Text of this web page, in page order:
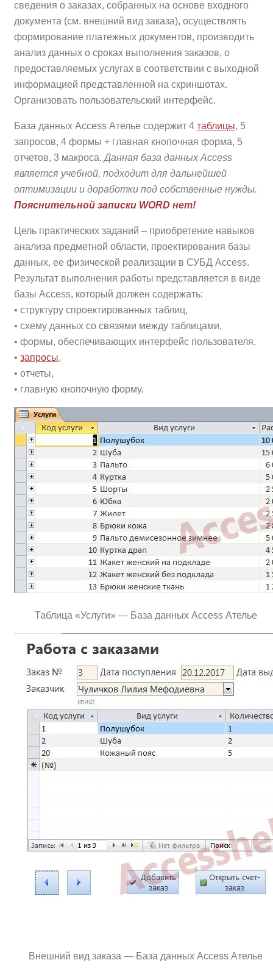
сведения о заказах, собранных на основе входного
документа (см. внешний вид заказа), осуществлять
формирование платежных документов, производить
анализ данных о сроках выполнения заказов, о
предоставляемых услугах в соответствии с выходной
информацией представленной на скриншотах.
Организовать пользовательский интерфейс.
База данных Access Ателье содержит 4 таблицы, 5
запросов, 4 формы + главная кнопочная форма, 5
отчетов, 3 макроса. Данная база данных Access
является учебной, подходит для дальнейшей
оптимизации и доработки под собственные нужды.
Пояснительной записки WORD нет!
Цель практических заданий – приобретение навыков
анализа предметной области, проектирования базы
данных, ее физической реализации в СУБД Access.
Результат выполнения работы представляется в виде
базы Access, который должен содержать:
• структуру спроектированных таблиц,
• схему данных со связями между таблицами,
• формы, обеспечивающих интерфейс пользователя,
• запросы,
• отчеты,
• главную кнопочную форму.
Таблица «Услуги» — База данных Access Ателье
Внешний вид заказа — База данных Access Ателье